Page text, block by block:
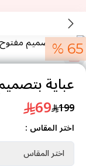
65 %
عباية
199
69
اختر المقاس :
اختر المقاس